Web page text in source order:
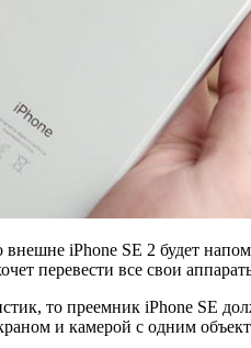
iPhone SE 2 будет
перевести все свои
то преемник iPhone SE
и камерой с одним